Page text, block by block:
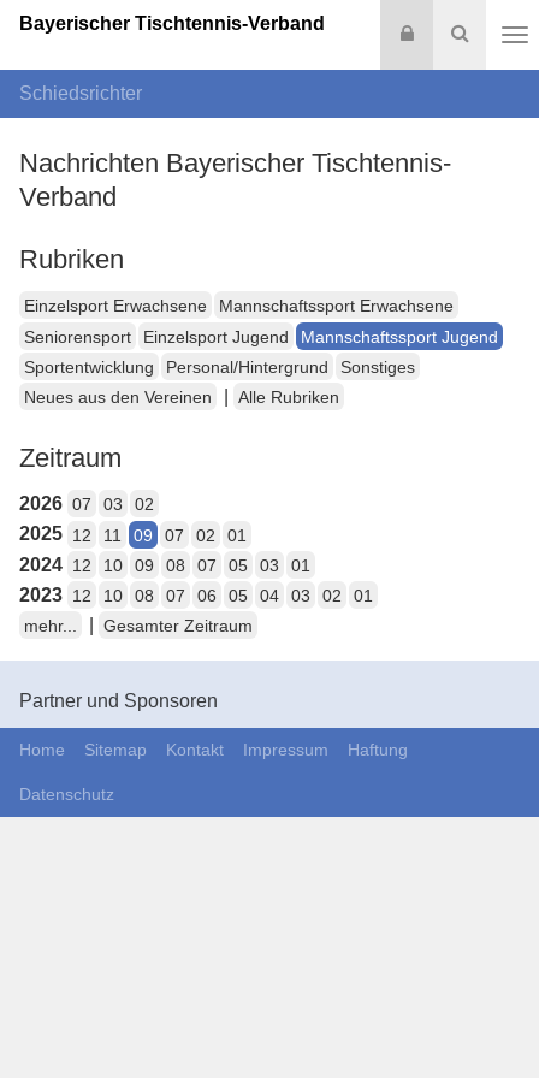
Suche
Login
Bayerischer Tischtennis-Verband
Schiedsrichter
Nachrichten Bayerischer Tischtennis-
Verband
Rubriken
Einzelsport Erwachsene
Mannschaftssport Erwachsene
Seniorensport
Einzelsport Jugend
Mannschaftssport Jugend
Sportentwicklung
Personal/Hintergrund
Sonstiges
Neues aus den Vereinen
Alle Rubriken
Zeitraum
2026 07 03 02
2025 12 11 09 07 02 01
2024 12 10 09 08 07 05 03 01
2023 12 10 08 07 06 05 04 03 02
01
mehr...
Gesamter Zeitraum
Partner und Sponsoren
Home Sitemap Kontakt Impressum Haftung
Datenschutz